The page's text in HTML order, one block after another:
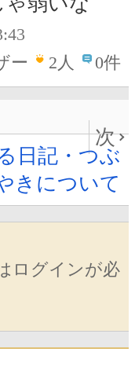
ー
2人 0件
次
日記・つぶ
きについて
ログインが必